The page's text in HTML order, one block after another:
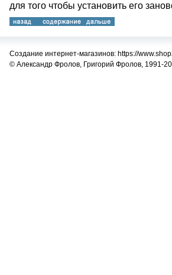
для того чтобы установить его
Создание интернет-магазинов: https://
© Александр Фролов, Григорий Фролов, 1991-